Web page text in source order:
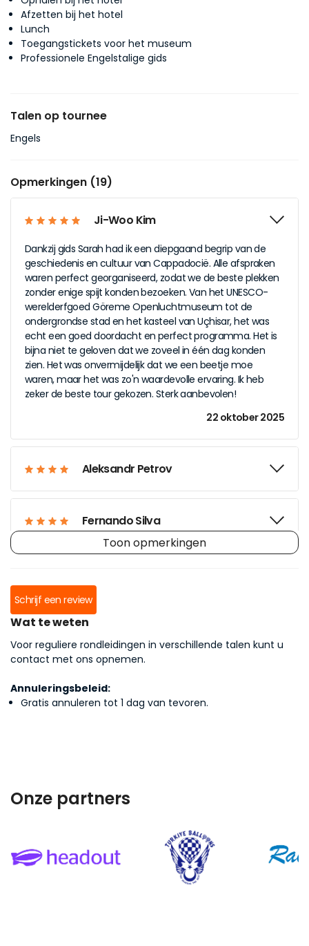
Afzetten bij het hotel
Lunch
Toegangstickets voor het museum
Professionele Engelstalige gids
Talen op tournee
Engels
Opmerkingen (19)
Ji-Woo Kim
Dankzij gids Sarah had ik een diepgaand begrip van de
geschiedenis en cultuur van Cappadocië. Alle afspraken
waren perfect georganiseerd, zodat we de beste plekken
zonder enige spijt konden bezoeken. Van het UNESCO-
werelderfgoed Göreme Openluchtmuseum tot de
ondergrondse stad en het kasteel van Uçhisar, het was
echt een goed doordacht en perfect programma. Het is
bijna niet te geloven dat we zoveel in één dag konden
zien. Het was onvermijdelijk dat we een beetje moe
waren, maar het was zo'n waardevolle ervaring. Ik heb
zeker de beste tour gekozen. Sterk aanbevolen!
22 oktober 2025
Aleksandr Petrov
Fernando Silva
Noura Al Maktum
Toon opmerkingen
Schrijf een review
Wat te weten
Voor reguliere rondleidingen in verschillende talen kunt u
contact met ons opnemen.
Annuleringsbeleid:
Gratis annuleren tot 1 dag van tevoren.
Onze partners